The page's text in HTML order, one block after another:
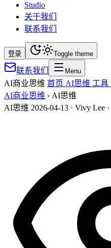
Studio
关于我们
联系我们
登录 Toggle theme
联系我们 Menu
AI商业思维 首页 AI思维 工具
AI商业思维 › AI思维
AI思维 2026-04-13 · Vivy Lee ·